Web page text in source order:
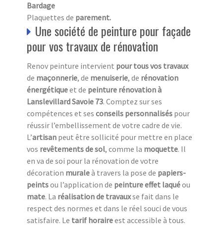
Bardage
Plaquettes de parement.
Une société de peinture pour façade
pour vos travaux de rénovation
Renov peinture intervient pour tous vos travaux
de maçonnerie, de menuiserie, de rénovation
énergétiqueet de peinture rénovation à
Lanslevillard Savoie 73. Comptez sur ses
compétences et ses conseils personnalisés pour
réussir l’embellissement de votre cadre de vie.
L’artisan peut être sollicité pour mettre en place
vos revêtements de sol, comme la moquette. Il
en va de soi pour la rénovation de votre
décoration muraleà travers la pose de papiers-
peintsou l’application de peinture effet laquéou
mate. La réalisation de travauxse fait dans le
respect des normes et dans le réel souci de vous
satisfaire. Le tarif horaireest accessible à tous.